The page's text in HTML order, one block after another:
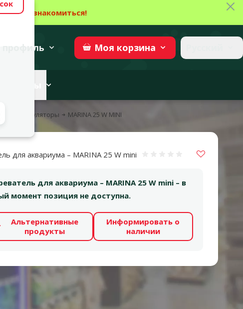
🍖 → Ознакомиться!
2027 Участвовать
профиль Моя корзина
Терморегуляторы MARINA 25 W MINI
для аквариума – MARINA 25 W mini Оценка 0%
для аквариума – MARINA 25 W mini – в
момент позиция не доступна.
Альтернативные
продукты
Информировать о
наличии